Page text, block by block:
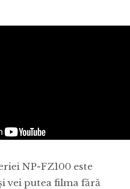
NP-FZ100 este
vei putea filma fără